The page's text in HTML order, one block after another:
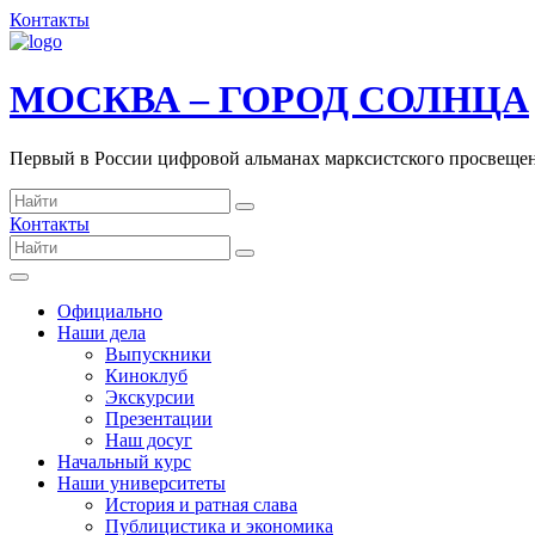
Контакты
МОСКВА – ГОРОД СОЛНЦА
Первый в России цифровой альманах марксистского
Контакты
Официально
Наши дела
Выпускники
Киноклуб
Экскурсии
Презентации
Наш досуг
Начальный курс
Наши университеты
История и ратная слава
Публицистика и экономика